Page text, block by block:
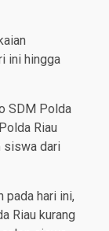
ini hingga
SDM Polda
Riau
siswa dari
pada hari ini,
Riau kurang